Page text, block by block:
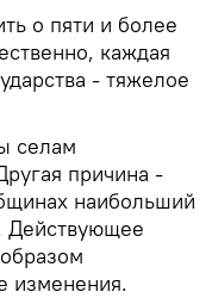
о пяти и более
каждая
- тяжелое
селам
причина -
наибольший
Действующее
изменения.